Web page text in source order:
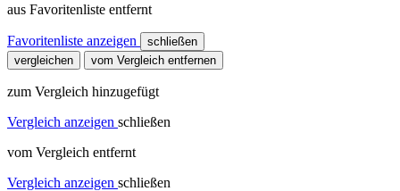
aus Favoritenliste entfernt
Favoritenliste anzeigen
schließen
vergleichen
vom Vergleich entfernen
zum Vergleich hinzugefügt
Vergleich anzeigen schließen
vom Vergleich entfernt
Vergleich anzeigen schließen